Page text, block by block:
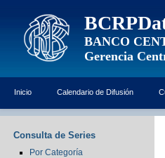
BANCO
Gerencia
Inicio Calendario de Difusión
Consulta de Series
Por Categoría